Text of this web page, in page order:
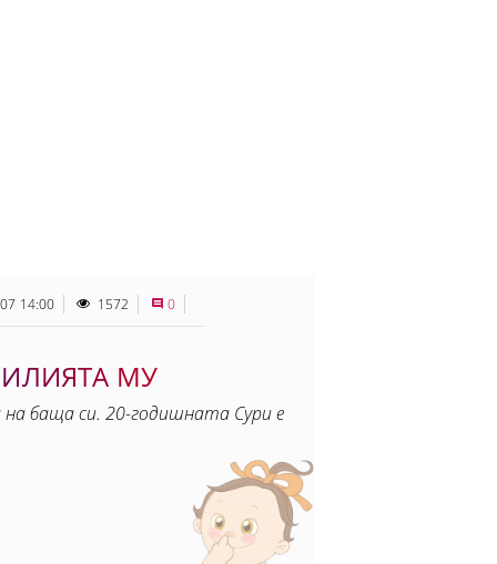
14:00 1572 0
МУ
на баща си. 20-годишната Сури е